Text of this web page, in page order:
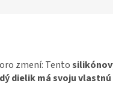
zmení: Tento
dielik má svoju vlastnú